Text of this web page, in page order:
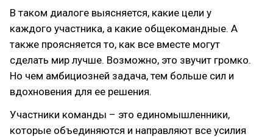
В таком диалоге выясняется, какие цели у
каждого участника, а какие общекомандные. А
также проясняется то, как все вместе могут
сделать мир лучше. Возможно, это звучит громко.
Но чем амбициозней задача, тем больше сил и
вдохновения для ее решения.
Участники команды – это единомышленники,
которые объединяются и направляют все усилия